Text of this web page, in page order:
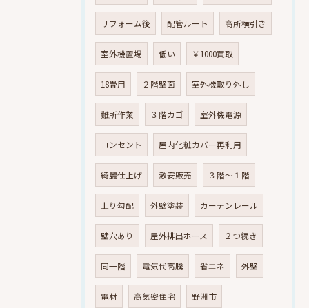
リフォーム後 配管ルート 高所横引き
室外機置場 低い ￥1000買取
18畳用 ２階壁面 室外機取り外し
難所作業 ３階カゴ 室外機電源
コンセント 屋内化粧カバー再利用
綺麗仕上げ 激安販売 ３階～１階
上り勾配 外壁塗装 カーテンレール
壁穴あり 屋外排出ホース ２つ続き
同一階 電気代高騰 省エネ 外壁
電材 高気密住宅 野洲市